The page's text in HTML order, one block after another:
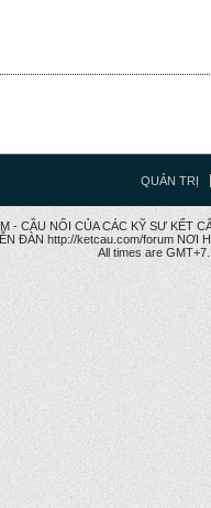
QUẢN TRỊ
- CẦU NỐI CỦA CÁC KỸ SƯ KẾT
ĐÀN http://ketcau.com/forum NƠI
All times are